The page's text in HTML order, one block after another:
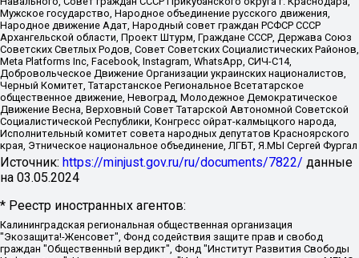
Мужское государство, Народное объединение русского движения,
Народное движение Адат, Народный совет граждан РСФСР СССР
Архангельской области, Проект Штурм, Граждане СССР, Держава Союз
Советских Светлых Родов, Совет Советских Социалистических Районов,
Meta Platforms Inc, Facebook, Instagram, WhatsApp, СИЧ-С14,
Добровольческое Движение Организации украинских националистов,
Черный Комитет, Татарстанское Региональное Всетатарское
общественное движение, Невоград, Молодежное Демократическое
Движение Весна, Верховный Совет Татарской Автономной Советской
Социалистической Республики, Конгресс ойрат-калмыцкого народа,
Исполнительный комитет совета народных депутатов Красноярского
края, Этническое национальное объединение, ЛГБТ, Я.МЫ Сергей Фургал
Источник: https://minjust.gov.ru/ru/documents/7822/ данные
на 03.05.2024
* Реестр иностранных агентов:
Калининградская региональная общественная организация "Экозащита!-Женсовет", Фонд содействия защите прав и свобод граждан "Общественный вердикт", Фонд "Институт Развития Свободы Информации", Частное учреждение "Информационное агентство МЕМО. РУ", Региональная общественная организация "Общественная комиссия по сохранению наследия академика Сахарова", Фонд поддержки свободы прессы, Санкт-Петербургская общественная правозащитная организация "Гражданский контроль", Межрегиональная общественная организация "Информационно-просветительский центр "Мемориал", Региональный Фонд "Центр Защиты Прав Средств Массовой Информации", с 05.12.2023 Фонд "Центр Защиты Прав Средств массовой информации", Региональная общественная благотворительная организация помощи беженцам и мигрантам "Гражданское содействие", Негосударственное образовательное учреждение дополнительного профессионального образования (повышение квалификации) специалистов "АКАДЕМИЯ ПО ПРАВАМ ЧЕЛОВЕКА", Свердловская региональная общественная организация "Сутяжник", Автономная некоммерческая организация "Центр независимых социологических исследований", Союз общественных объединений "Российский исследовательский центр по правам человека", Региональное общественное учреждение научно-информационный центр "МЕМОРИАЛ", Некоммерческая организация "Фонд защиты гласности", Автономная некоммерческая организация "Институт прав человека", Городская общественная организация "Екатеринбургское общество "МЕМОРИАЛ", Городская общественная организация "Рязанское историко-просветительское и правозащитное общество "Мемориал" (Рязанский Мемориал), Челябинский региональный орган общественной самодеятельности – женское общественное объединение "Женщины Евразии", Челябинский региональный орган общественной самодеятельности "Уральская правозащитная группа", Фонд содействия защите здоровья и социальной справедливости имени Андрея Рылькова, Автономная Некоммерческая Организация "Аналитический Центр Юрия Левады", Автономная некоммерческая организация социальной поддержки населения "Проект Апрель", Региональная общественная организация помощи женщинам и детям, находящимся в кризисной ситуации "Информационно-методический центр "Анна", Фонд содействия развитию массовых коммуникаций и правовому просвещению "Так-так-Так", Фонд содействия устойчивому развитию "Серебряная тайга", Свердловский региональный общественный фонд социальных проектов "Новое время", "Idel.Реалии", Кавказ.Реалии, Крым.Реалии, Телеканал Настоящее Время, Татаро-башкирская служба Радио Свобода (Azatliq Radiosi), Радио Свободная Европа/Радио Свобода (PCE/PC), "Сибирь.Реалии", "Фактограф", Благотворительный фонд помощи осужденным и их семьям, Автономная некоммерческая организация "Институт глобализации и социальных движений", Фонд "В защиту прав заключенных", Частное учреждение "Центр поддержки и содействия развитию средств массовой информации", Пензенский региональный общественный благотворительный фонд "Гражданский союз", "Север.Реалии", Некоммерческая организация Фонд "Правовая инициатива", Общество с ограниченной ответственностью "Радио Свободная Европа/Радио Свобода", Чешское информационное агентство "MEDIUM-ORIENT", Красноярская региональная общественная организация "Мы против СПИДа", Камалягин Денис Николаевич, Маркелов Сергей Евгеньевич, Пономарев Лев Александрович, Савицкая Людмила Алексеевна, Автономная некоммерческая организация "Центр по работе с проблемой насилия "НАСИЛИЮ.НЕТ", Межрегиональный профессиональный союз работников здравоохранения "Альянс врачей", Юридическое лицо, зарегистрированное в Латвийской Республике, SIA "Medusa Project" (регистрационный номер 40103797863, дата регистрации 10.06.2014), Некоммерческая организация "Фонд по борьбе с коррупцией", Автономная некоммерческая организация "Институт права и публичной политики", Баданин Роман Сергеевич, Гликин Максим Александрович, Железнова Мария Михайловна, Лукьянова Юлия Сергеевна, Маетная Елизавета Витальевна, Маняхин Петр Борисович, Чуракова Ольга Владимировна, Ярош Юлия Петровна, Юридическое лицо "The Insider SIA", зарегистрированное в Риге, Латвийская Республика (дата регистрации 26.06.2015), являющееся администратором доменного имени интернет-издания "The Insider SIA", https://theins.ru, Постернак Алексей Евгеньевич, Рубин Михаил Аркадьевич, Анин Роман Александрович, Юридическое лицо Istories fonds, зарегистрированное в Латвийской Республике (регистрационный номер 50008295751, дата регистрации 24.02.2020), Великовский Дмитрий Александрович, Долинина Ирина Николаевна, Мароховская Алеся Алексеевна, Шлейнов Роман Юрьевич, Шмагун Олеся Валентиновна, Общество с ограниченной ответственностью "Альтаир 2021", Общество с ограниченной ответственностью "Вега 2021", Общество с ограниченной ответственностью "Главный редактор 2021", Общество с ограниченной ответственностью "Ромашки монолит", Важенков Артем Валерьевич, Ивановская областная общественная организация "Центр гендерных исследований", Гурман Юрий Альбертович, Медиапроект "ОВД-Инфо", Егоров Владимир Владимирович, Жилинский Владимир Александрович, Общество с ограниченной ответственностью "ЗП", Иванова София Юрьевна, Карезина Инна Павловна, Кильтау Екатерина Викторовна, Петров Алексей Викторович, Пискунов Сергей Евгеньевич, Смирнов Сергей Сергеевич, Тихонов Михаил Сергеевич, Общество с ограниченной ответственностью "ЖУРНАЛИСТ-ИНОСТРАННЫЙ АГЕНТ", Арапова Галина Юрьевна, Вольтская Татьяна Анатольевна, Американская компания "Mason G.E.S. Anonymous Foundation" (США), являющаяся владельцем интернет-издания https://mnews.world/, Компания "Stichting Bellingcat", зарегистрированная в Нидерландах (дата регистрации 11.07.2018), Захаров Андрей Вячеславович, Клепиковская Екатерина Дмитриевна, Общество с ограниченной ответственностью "МЕМО", Перл Роман Александрович, Симонов Евгений Алексеевич, Соловьева Елена Анатольевна, Сотников Даниил Владимирович, Сурначева Елизавета Дмитриевна, Автономная некоммерческая организация по защите прав человека и информированию населения "Якутия – Наше Мнение", Общество с ограниченной ответственностью "Москоу диджитал медиа", с 26.01.2023 Общество с ограниченной ответственностью "Чайка Белые сады", Ветошкина Валерия Валерьевна, Заговора Максим Александрович, Межрегиональное общественное движение "Российская ЛГБТ - сеть", Оленичев Максим Владимирович, Павлов Иван Юрьевич, Скворцова Елена Сергеевна, Общество с ограниченной ответственностью "Как бы инагент", Кочетков Игорь Викторович, Общество с ограниченной ответственностью "Честные выборы", Еланчик Олег Александрович, Общество с ограниченной ответственностью "Нобелевский призыв", Гималова Регина Эмилевна, Григорьев Андрей Валерьевич, Григорьева Алина Александровна, Ассоциация по содействию защите прав призывников, альтернативнослужащих и военнослужащих "Правозащитная группа "Гражданин.Армия.Право", Хисамова Регина Фаритовна, Автономная некоммерческая организация по реализации социально-правовых программ "Лилит", Дальневосточное общественное движение "Маяк", Санкт-Петербургская ЛГБТ-инициативная группа "Выход", Инициативная группа ЛГБТ+ "Реверс", Алексеев Андрей Викторович, Бекбулатова Таисия Львовна, Беляев Иван Михайлович, Владыкина Елена Сергеевна, Гельман Марат Александрович, Никульшина Вероника Юрьевна, Толоконникова Надежда Андреевна, Шендерович Виктор Анатольевич, Общество с ограниченной ответственностью "Данное сообщение", Общество с ограниченной ответственностью Издательский дом "Новая глава", Айнбиндер Александра Александровна, Московский комьюнити-центр для ЛГБТ+инициатив, Благотворительный фонд развития филантропии, Deutsche Welle (Германия, Kurt-Schumacher-Strasse 3, 53113 Bonn), Борзунова Мария Михайловна, Воробьев Виктор Викторович, Голубева Анна Львовна, Константинова Алла Михайловна, Малкова Ирина Владимировна, Мурадов Мурад Абдулгалимович, Осетинская Елизавета Николаевна, Понасенков Евгений Николаевич, Ганапольский Матвей Юрьевич, Киселев Евгений Алексеевич, Борухович Ирина Григорьевна, Дремин Иван Тимофеевич, Дубровский Дмитрий Викторович, Красноярская региональная общественная организация поддержки и развития альтернативных образовательных технологий и межкультурных коммуникаций "ИНТЕРРА", Маяковская Екатерина Алексеевна, Фейгин Марк Захарович, Филимонов Андрей Викторович, Дзугкоева Регина Николаевна, Доброхотов Роман Александрович, Дудь Юрий Александрович, Елкин Сергей Владимирович, Кругликов Кирилл Игоревич, Сабунаева Мария Леонидовна, Семенов Алексей Владимирович, Шаинян Карен Багратович, Шульман Екатерина Михайловна, Асафьев Артур Валерьевич, Вахштайн Виктор Семенович, Венедиктов Алексей Алексеевич, Лушникова Екатерина Евгеньевна, Волков Леонид Михайлович, Невзоров Александр Глебович, Пархоменко Сергей Борисович, Сироткин Ярослав Николаевич, Кара-Мурза Владимир Владимирович, Баранова Наталья Владимировна, Гозман Леонид Яковлевич, Кагарлицкий Борис Юльевич, Климарев Михаил Валерьевич, Милов Владимир Станиславович, Автономная некоммерческая организация Краснодарский центр современного искусства "Типография", Моргенштерн Алишер Тагирович, Соболь Любовь Эдуардовна, Общество с ограниченной ответственностью "ЛИЗА НОРМ", Каспаров Гарри Кимович, Ходорковский Михаил Борисович, Общество с ограниченной ответственностью "Апрельские тезисы", Данилович Ирина Брониславовна, Кашин Олег Владимирович, Петров Николай Владимирович, Пивоваров Алексей Владимирович, Соколов Михаил Владимирович, Цветкова Юлия Владимировна, Чичваркин Евгений Александрович, Комитет против пыток/Команда против пыток, Общество с ограниченной ответственностью "Первый научный", Общество с ограниченной ответственностью "Вертолет и ко", Белоцерковская Вероника Борисовна, Кац Максим Евгеньевич, Лазарева Татьяна Юрьевна, Шаведдинов Руслан Табризович, Яшин Илья Валерьевич, Общество с ограниченной ответственностью "Иноагент ААВ", Алешковский Дмитрий Петрович, Альбац Евгения Марковна, Быков Дмитрий Львович, Галямина Юлия Евгеньевна, Лойко Сергей Леонидович, Мартынов Кирилл Константинович, Медведев Сергей Александрович, Крашенинников Федор Геннадиевич, Гордеева Катерина Вл